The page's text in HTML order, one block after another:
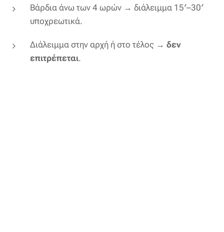
Βάρδια άνω των 4 ωρών → διάλειμμα 15′–30′
υποχρεωτικά.
Διάλειμμα στην αρχή ή στο τέλος → δεν
επιτρέπεται.